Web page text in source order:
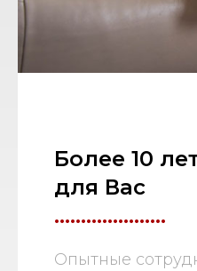
Более 10
для Вас
.....................
Опытные